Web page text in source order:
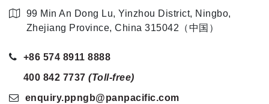
99 Min An Dong Lu, Yinzhou District, Ningbo,
Zhejiang Province, China 315042（中国）
+86 574 8911 8888
400 842 7737 (Toll-free)
enquiry.ppngb@panpacific.com